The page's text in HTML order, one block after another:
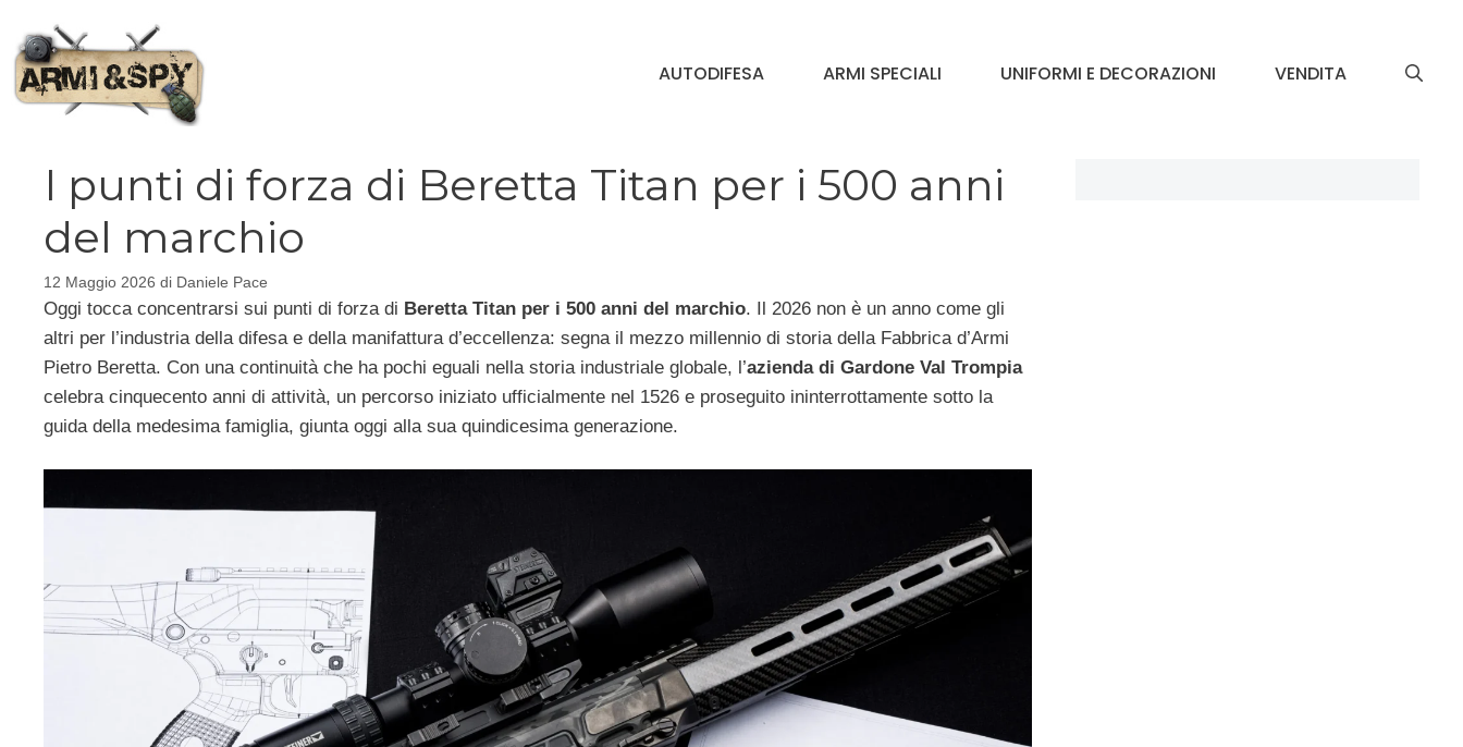
contenuto
AUTODIFESA ARMI SPECIALI UNIFORMI E DECORAZIONI VENDITA
I punti di forza di Beretta Titan per i 500 anni
del marchio
12 Maggio 2026 di Daniele Pace
Oggi tocca concentrarsi sui punti di forza di Beretta Titan per i 500 anni del marchio. Il 2026 non è un anno come gli
altri per l’industria della difesa e della manifattura d’eccellenza: segna il mezzo millennio di storia della Fabbrica d’Armi
Pietro Beretta. Con una continuità che ha pochi eguali nella storia industriale globale, l’azienda di Gardone Val Trompia
celebra cinquecento anni di attività, un percorso iniziato ufficialmente nel 1526 e proseguito ininterrottamente sotto la
guida della medesima famiglia, giunta oggi alla sua quindicesima generazione.